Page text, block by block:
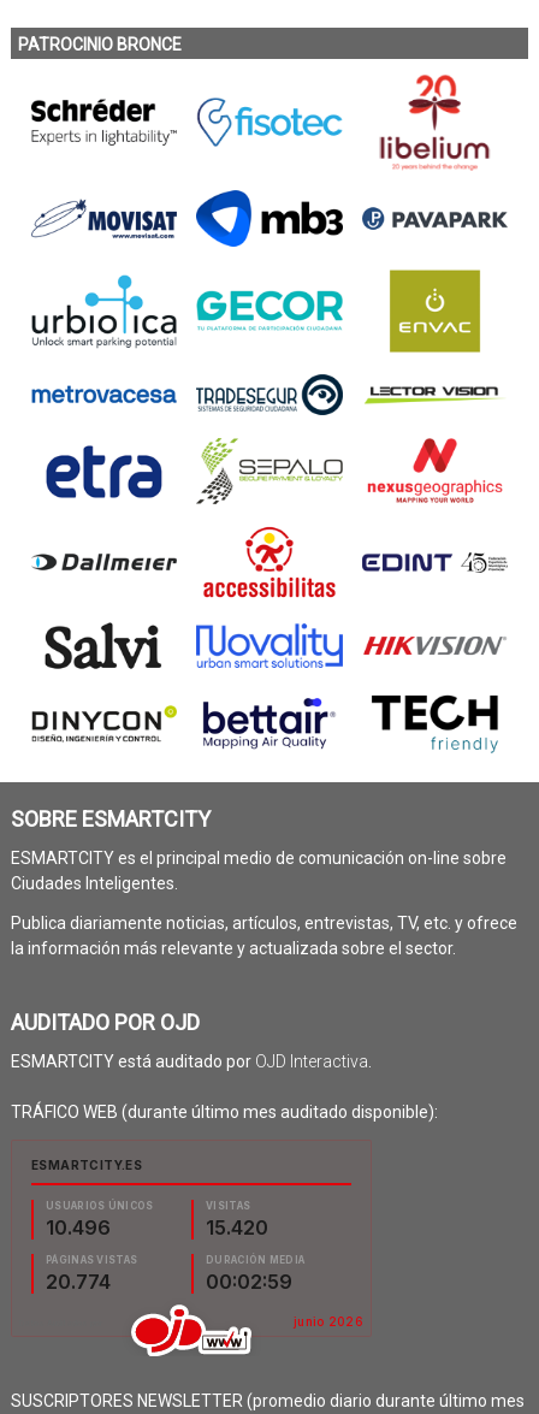
PATROCINIO BRONCE
SOBRE ESMARTCITY
ESMARTCITY es el principal medio de comunicación on-line sobre
Ciudades Inteligentes.
Publica diariamente noticias, artículos, entrevistas, TV, etc. y ofrece
la información más relevante y actualizada sobre el sector.
AUDITADO POR OJD
ESMARTCITY está auditado por OJD Interactiva
TRÁFICO WEB (durante último mes auditado disponible):
SUSCRIPTORES NEWSLETTER (promedio diario durante último mes